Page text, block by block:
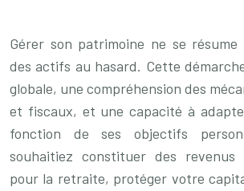
Gérer son patrimoine ne se
des actifs au hasard. Cette
globale, une compréhension des
et fiscaux, et une capacité à
fonction de ses objectifs
souhaitiez constituer des revenus
pour la retraite, protéger votre